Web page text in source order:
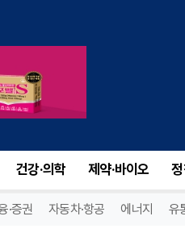
건강·의학 제약·바이오 정
·증권 자동차·항공 에너지 유